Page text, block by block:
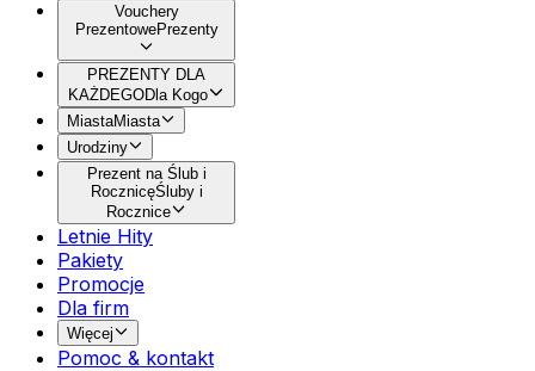
Vouchery
PrezentowePrezenty
PREZENTY DLA
KAŻDEGODla Kogo
MiastaMiasta
Urodziny
Prezent na Ślub i
RocznicęŚluby i
Rocznice
Letnie Hity
Pakiety
Promocje
Dla firm
Więcej
Pomoc & kontakt